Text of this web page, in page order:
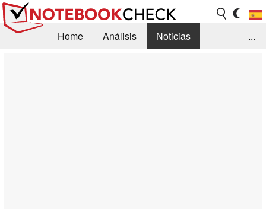
Home Análisis
Noticias
...